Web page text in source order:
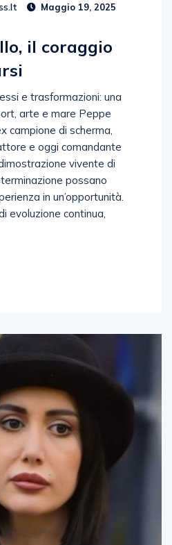
Maggio 19, 2025
il coraggio
e trasformazioni: una
arte e mare Peppe
campione di scherma,
e oggi comandante
vivente di
possano
in un’opportunità.
evoluzione continua,